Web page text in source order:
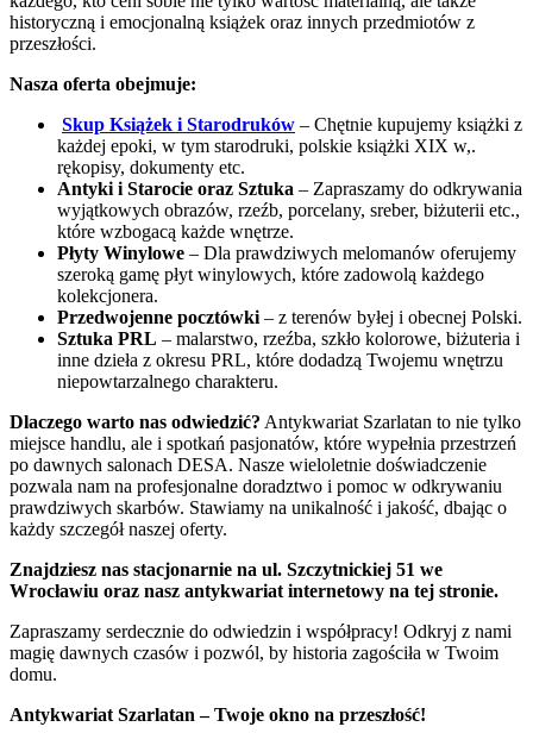
historyczną i emocjonalną książek oraz innych przedmiotów z
przeszłości.
Nasza oferta obejmuje:
Skup Książek i Starodruków – Chętnie kupujemy książki z
każdej epoki, w tym starodruki, polskie książki XIX w,.
rękopisy, dokumenty etc.
Antyki i Starocie oraz Sztuka – Zapraszamy do odkrywania
wyjątkowych obrazów, rzeźb, porcelany, sreber, biżuterii etc.,
które wzbogacą każde wnętrze.
Płyty Winylowe – Dla prawdziwych melomanów oferujemy
szeroką gamę płyt winylowych, które zadowolą każdego
kolekcjonera.
Przedwojenne pocztówki– z terenów byłej i obecnej Polski.
Sztuka PRL – malarstwo, rzeźba, szkło kolorowe, biżuteria i
inne dzieła z okresu PRL, które dodadzą Twojemu wnętrzu
niepowtarzalnego charakteru.
Dlaczego warto nas odwiedzić? Antykwariat Szarlatan to nie tylko
miejsce handlu, ale i spotkań pasjonatów, które wypełnia przestrzeń
po dawnych salonach DESA. Nasze wieloletnie doświadczenie
pozwala nam na profesjonalne doradztwo i pomoc w odkrywaniu
prawdziwych skarbów. Stawiamy na unikalność i jakość, dbając o
każdy szczegół naszej oferty.
Znajdziesz nas stacjonarnie na ul. Szczytnickiej 51 we
Wrocławiu oraz nasz antykwariat internetowy na tej stronie.
Zapraszamy serdecznie do odwiedzin i współpracy! Odkryj z nami
magię dawnych czasów i pozwól, by historia zagościła w Twoim
domu.
Antykwariat Szarlatan – Twoje okno na przeszłość!